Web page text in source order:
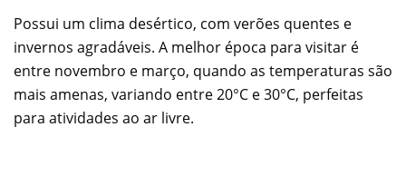
Possui um clima desértico, com verões quentes e
invernos agradáveis. A melhor época para visitar é
entre novembro e março, quando as temperaturas são
mais amenas, variando entre 20°C e 30°C, perfeitas
para atividades ao ar livre.